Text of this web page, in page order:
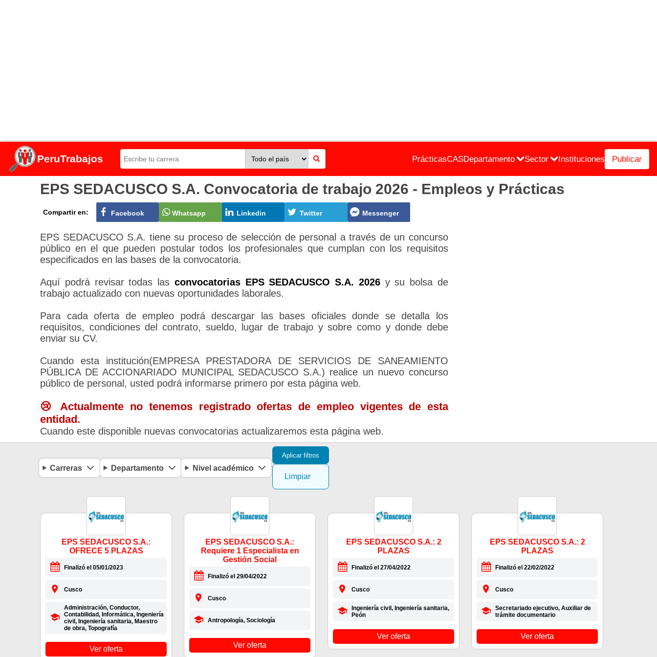
PeruTrabajos PrácticasCASDepartamento Sector Instituciones Publicar
EPS SEDACUSCO S.A. Convocatoria de trabajo 2026 - Empleos y Prácticas
Compartir en: Facebook Whatsapp Linkedin Twitter Messenger
EPS SEDACUSCO S.A. tiene su proceso de selección de personal a través de un concurso
público en el que pueden postular todos los profesionales que cumplan con los requisitos
especificados en las bases de la convocatoria.
Aquí podrá revisar todas las convocatorias EPS SEDACUSCO S.A. 2026y su bolsa de
trabajo actualizado con nuevas oportunidades laborales.
Para cada oferta de empleo podrá descargar las bases oficiales donde se detalla los
requisitos, condiciones del contrato, sueldo, lugar de trabajo y sobre como y donde debe
enviar su CV.
Cuando esta institución(EMPRESA PRESTADORA DE SERVICIOS DE SANEAMIENTO
PÚBLICA DE ACCIONARIADO MUNICIPAL SEDACUSCO S.A.) realice un nuevo concurso
público de personal, usted podrá informarse primero por esta página web.
😢 Actualmente no tenemos registrado ofertas de empleo vigentes de esta
entidad.
Cuando este disponible nuevas convocatorias actualizaremos esta página web.
Carreras Departamento Nivel académico
Aplicar filtros
Limpiar
EPS SEDACUSCO S.A.:
OFRECE 5 PLAZAS
Finalizó el 05/01/2023
Cusco
Administración, Conductor,
Contabilidad, Informática, Ingeniería
civil, Ingeniería sanitaria, Maestro
de obra, Topografía
Ver oferta
EPS SEDACUSCO S.A.:
Requiere 1 Especialista en
Gestión Social
Finalizó el 29/04/2022
Cusco
Antropología, Sociología
Ver oferta
EPS SEDACUSCO S.A.: 2
PLAZAS
Finalizó el 27/04/2022
Cusco
Ingeniería civil, Ingeniería sanitaria,
Peón
Ver oferta
EPS SEDACUSCO S.A.: 2
PLAZAS
Finalizó el 22/02/2022
Cusco
Secretariado ejecutivo, Auxiliar de
trámite documentario
Ver oferta